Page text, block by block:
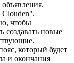
чтобы
создавать новые
который будет
и окончания